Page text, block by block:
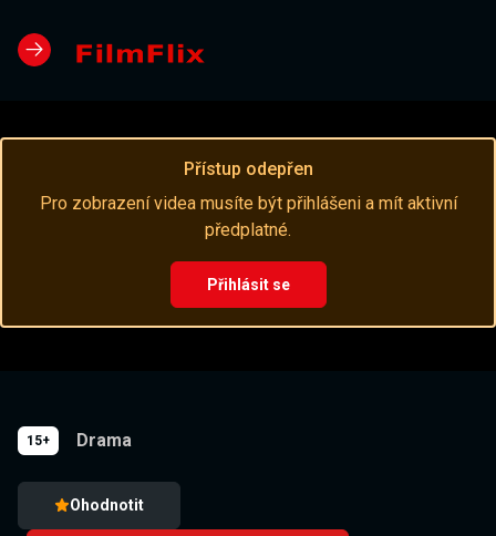
Přístup odepřen
Pro zobrazení videa musíte být přihlášeni a mít aktivní
předplatné.
Přihlásit se
15+ Drama
Ohodnotit